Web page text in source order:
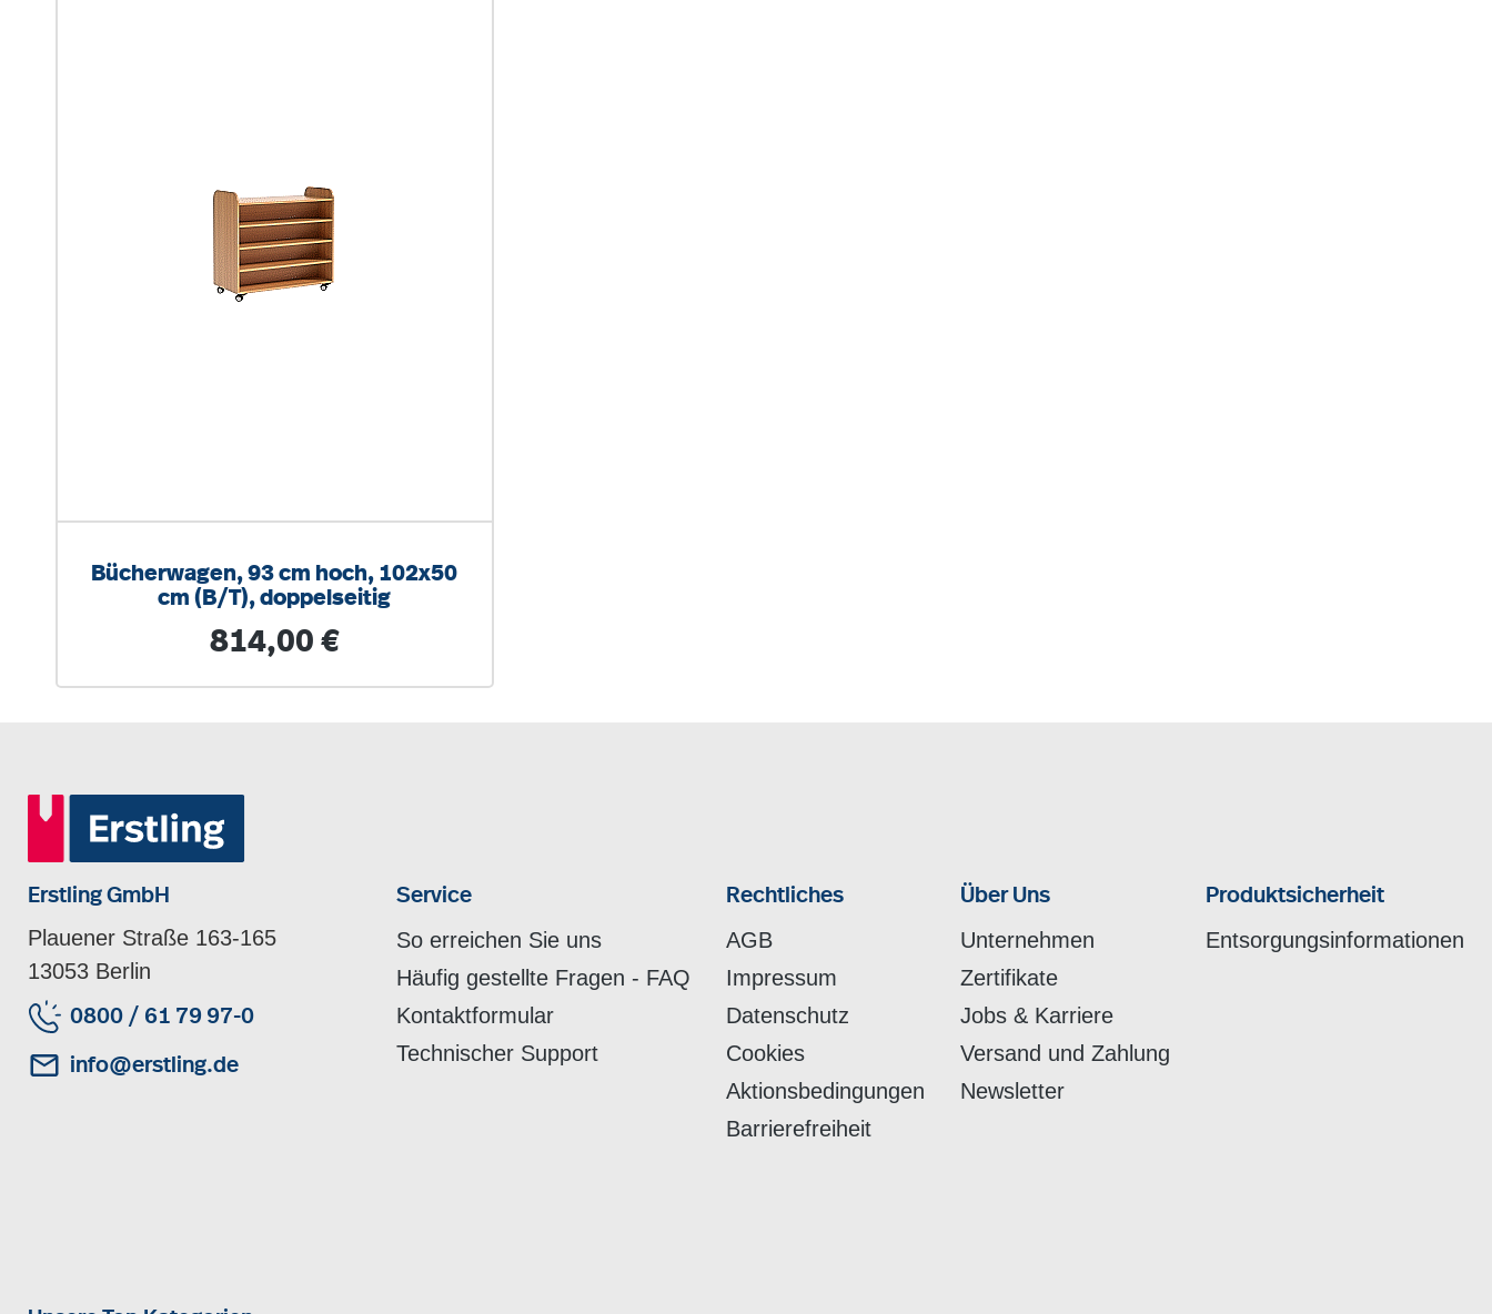
Bücherwagen, 93 cm hoch, 102x50
cm (B/T), doppelseitig
Regulärer Preis:
814,00 €
Erstling GmbH
Plauener Straße 163-165
13053 Berlin
0800 / 61 79 97-0
info@erstling.de
Service
So erreichen Sie uns
Häufig gestellte Fragen - FAQ
Kontaktformular
Technischer Support
Rechtliches
AGB
Impressum
Datenschutz
Cookies
Aktionsbedingungen
Barrierefreiheit
Über Uns
Unternehmen
Zertifikate
Jobs & Karriere
Versand und Zahlung
Newsletter
Produktsicherheit
Entsorgungsinformationen